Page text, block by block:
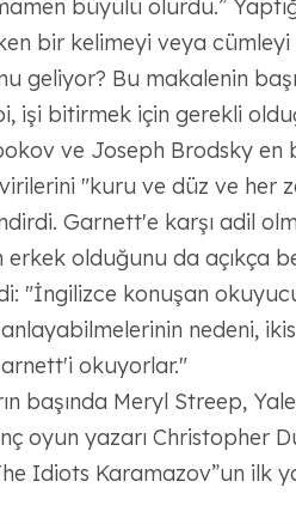
büyülü olurdu.”
bir kelimeyi veya cümleyi
geliyor? Bu makalenin
işi bitirmek için gerekli
ve Joseph Brodsky en
"kuru ve düz ve her
Garnett'e karşı adil
erkek olduğunu da açıkça
"İngilizce konuşan
nedeni,
okuyorlar."
başında Meryl Streep,
oyun yazarı Christopher
Idiots Karamazov”un ilk